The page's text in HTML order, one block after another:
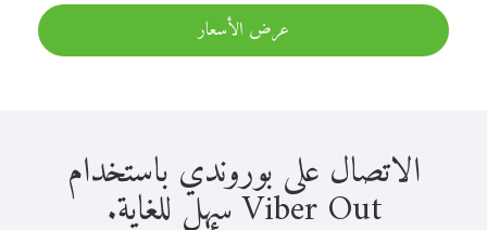
عرض الأسعار
الاتصال على بوروندي باستخدام
Viber Out سهل للغاية.